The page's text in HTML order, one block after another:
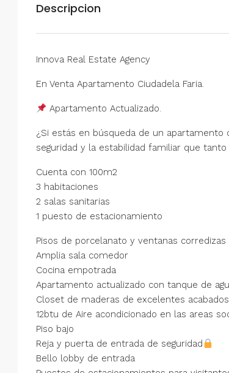
Descripcion
Innova Real Estate Agency
En Venta Apartamento Ciudadela Faria.
Apartamento Actualizado.
¿Si estás en búsqueda de un
seguridad y la estabilidad familiar que
Cuenta con 100m2
3 habitaciones
2 salas sanitarias
1 puesto de estacionamiento
Pisos de porcelanato y ventanas corredizas
Amplia sala comedor
Cocina empotrada
Apartamento actualizado con tanque de
Closet de maderas de excelentes acabados
12btu de Aire acondicionado en las areas
Piso bajo
Reja y puerta de entrada de seguridad
Bello lobby de entrada